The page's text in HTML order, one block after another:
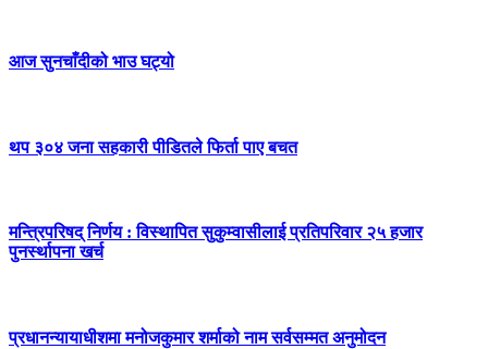
आज सुनचाँदीको भाउ घट्यो
थप ३०४ जना सहकारी पीडितले फिर्ता पाए बचत
मन्त्रिपरिषद् निर्णय : विस्थापित सुकुम्वासीलाई प्रतिपरिवार २५ हजार
पुनर्स्थापना खर्च
प्रधानन्यायाधीशमा मनोजकुमार शर्माको नाम सर्वसम्मत अनुमोदन